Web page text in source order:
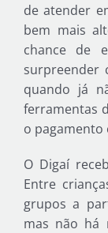
de atender
bem mais
chance de
surpreender
quando já
ferramentas
o pagamento
O Digaí
Entre
grupos a
mas não há